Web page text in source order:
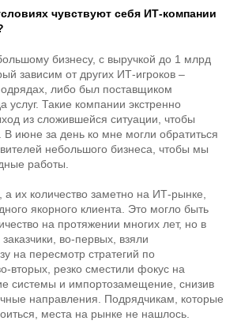
чувствуют себя ИТ-компании
бизнесу, с выручкой до 1 млрд
зависим от других ИТ-игроков –
либо был поставщиком
услуг. Такие компании экстренно
из сложившейся ситуации, чтобы
В июне за день ко мне могли обратиться
небольшого бизнеса, чтобы мы
работы.
их количество заметно на ИТ-рынке,
якорного клиента. Это могло быть
на протяжении многих лет, но в
во-первых, взяли
на пересмотр стратегий по
вторых, резко сместили фокус на
системы и импортозамещение, снизив
направления. Подрядчикам, которые
места на рынке не нашлось.